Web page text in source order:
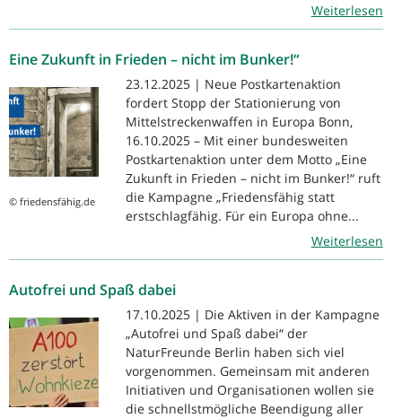
Weiterlesen
Eine Zukunft in Frieden – nicht im Bunker!“
© friedensfähig.de
23.12.2025 | Neue Postkartenaktion
fordert Stopp der Stationierung von
Mittelstreckenwaffen in Europa Bonn,
16.10.2025 – Mit einer bundesweiten
Postkartenaktion unter dem Motto „Eine
Zukunft in Frieden – nicht im Bunker!“ ruft
die Kampagne „Friedensfähig statt
erstschlagfähig. Für ein Europa ohne...
Weiterlesen
Autofrei und Spaß dabei
17.10.2025 | Die Aktiven in der Kampagne
„Autofrei und Spaß dabei“ der
NaturFreunde Berlin haben sich viel
vorgenommen. Gemeinsam mit anderen
Initiativen und Organisationen wollen sie
die schnellstmögliche Beendigung aller